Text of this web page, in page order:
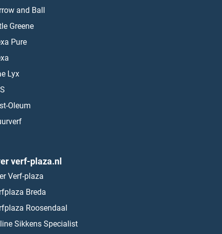
and Ball
Greene
Pure
Lyx
Oleum
verf-plaza.nl
Verf-plaza
Breda
Roosendaal
Sikkens Specialist